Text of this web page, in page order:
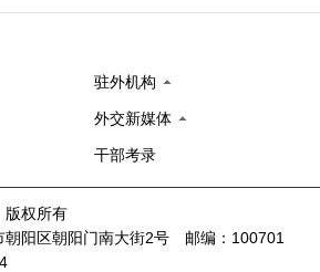
驻外机构
外交新媒体
干部考录
权所有
阳区朝阳门南大街2号 邮编：100701